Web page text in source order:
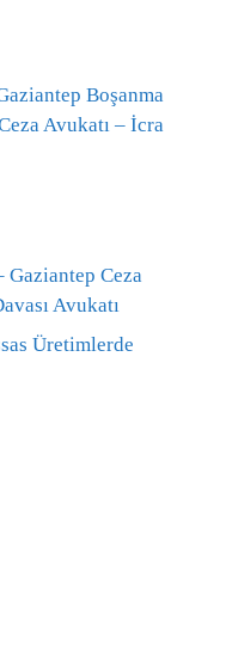
Boşanma
Avukatı – İcra
Ceza
Avukatı
Üretimlerde